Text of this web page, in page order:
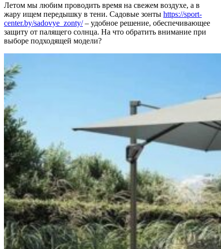
Летом мы любим проводить время на свежем воздухе, а в
жару ищем передышку в тени. Садовые зонты https://sport-
center.by/sadovye_zonty/– удобное решение, обеспечивающее
защиту от палящего солнца. На что обратить внимание при
выборе подходящей модели?